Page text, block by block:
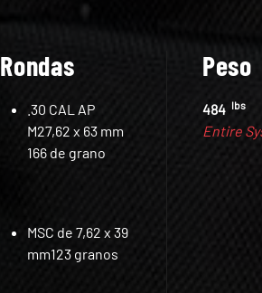
Rondas
.30 CAL AP
M27,62 x 63 mm
166 de grano
MSC de 7,62 x 39
mm123 granos
Peso
484 lbs
Entire